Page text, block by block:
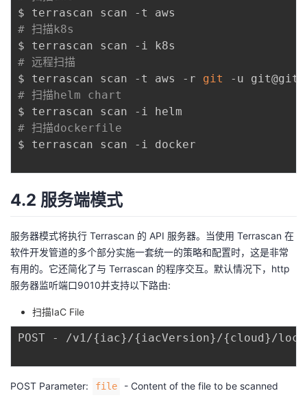
# 扫描k8s
# 远程扫描
$ terrascan scan -t aws -r git
# 扫描helm chart
# 扫描dockerfile
$ terrascan scan -i docker
4.2 服务端模式
服务器模式将执行 Terrascan 的 API 服务器。当使用 Terrascan 在
软件开发管道的多个部分实施一套统一的策略和配置时，这是非常
有用的。它还简化了与 Terrascan 的程序交互。默认情况下，http
服务器监听端口9010并支持以下路由:
扫描IaC File
POST - /v1/{ iac} /{ iacVersion} /{cloud} /
POST Parameter: file - Content of the file to be scanned